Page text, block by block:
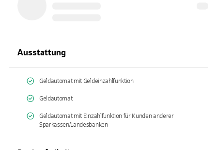
Ausstattung
Geldautomat mit Geldeinzahlfunktion
Geldautomat
Geldautomat mit Einzahlfunktion für Kunden anderer
Sparkassen/Landesbanken